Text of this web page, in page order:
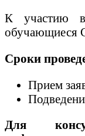
К участию в
обучающиеся
Сроки
Прием
Для